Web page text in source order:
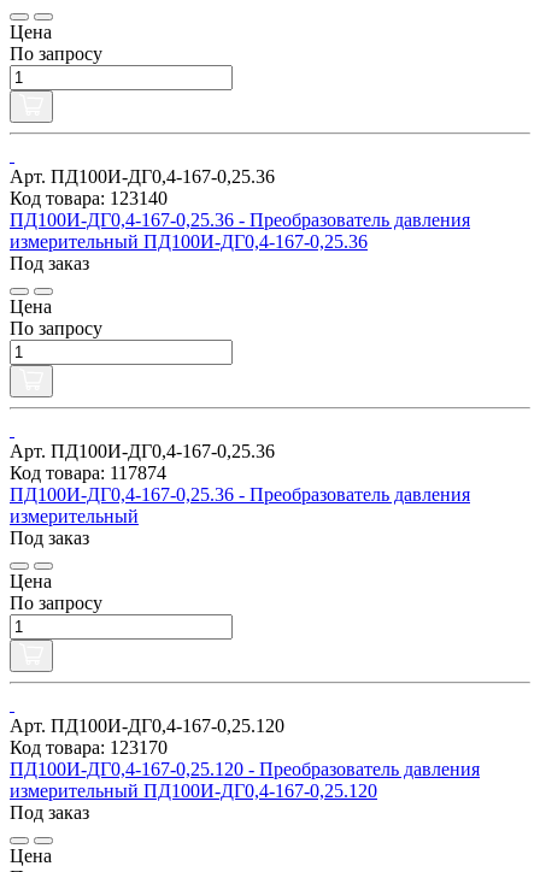
Цена
По запросу
Арт. ПД100И-ДГ0,4-167-0,25.36
Код товара: 123140
ПД100И-ДГ0,4-167-0,25.36 - Преобразователь давления
измерительный ПД100И-ДГ0,4-167-0,25.36
Под заказ
Цена
По запросу
Арт. ПД100И-ДГ0,4-167-0,25.36
Код товара: 117874
ПД100И-ДГ0,4-167-0,25.36 - Преобразователь давления
измерительный
Под заказ
Цена
По запросу
Арт. ПД100И-ДГ0,4-167-0,25.120
Код товара: 123170
ПД100И-ДГ0,4-167-0,25.120 - Преобразователь давления
измерительный ПД100И-ДГ0,4-167-0,25.120
Под заказ
Цена